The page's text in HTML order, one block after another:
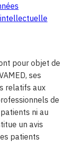
pour objet de
ses
relatifs aux
de
ni au
un avis
patients